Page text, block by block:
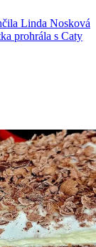
Linda Nosková
prohrála s Caty